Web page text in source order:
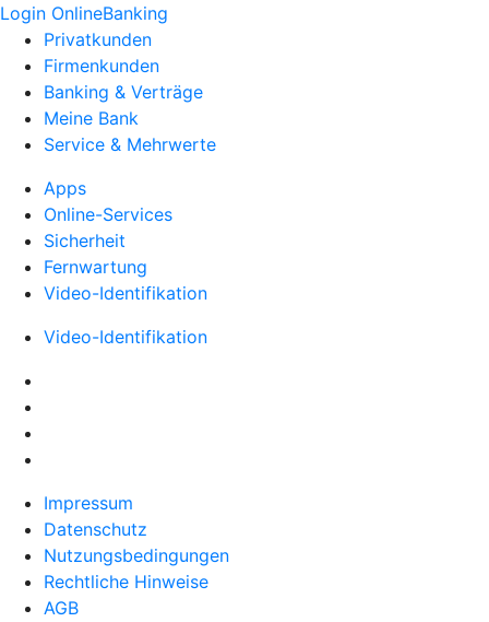
Login OnlineBanking
Privatkunden
Firmenkunden
Banking & Verträge
Meine Bank
Service & Mehrwerte
Apps
Online-Services
Sicherheit
Fernwartung
Video-Identifikation
Video-Identifikation
Impressum
Datenschutz
Nutzungsbedingungen
Rechtliche Hinweise
AGB